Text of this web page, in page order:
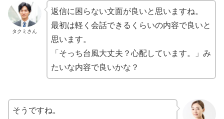
タクミさん
返信に困らない文面が良いと思いますね。
最初は軽く会話できるくらいの内容で良いと
思います。
「そっち台風大丈夫？心配しています。」み
たいな内容で良いかな？
そうですね。